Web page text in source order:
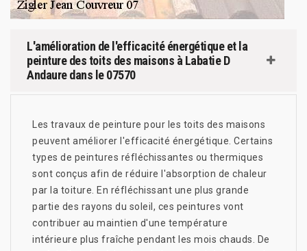
L'amélioration de l'efficacité énergétique et la
peinture des toits des maisons à Labatie D
Andaure dans le 07570
Les travaux de peinture pour les toits des maisons
peuvent améliorer l'efficacité énergétique. Certains
types de peintures réfléchissantes ou thermiques
sont conçus afin de réduire l'absorption de chaleur
par la toiture. En réfléchissant une plus grande
partie des rayons du soleil, ces peintures vont
contribuer au maintien d'une température
intérieure plus fraîche pendant les mois chauds. De